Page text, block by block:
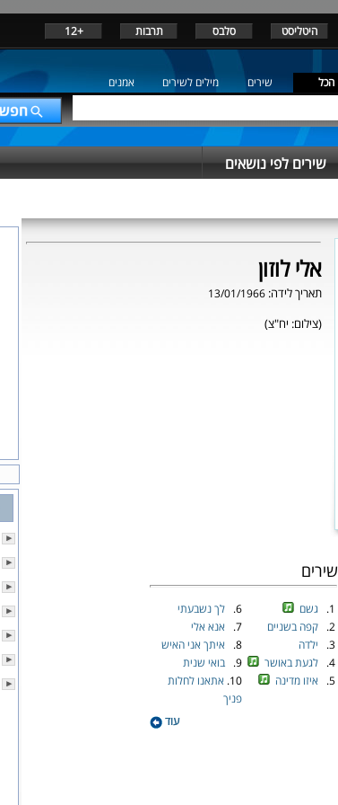
היטליסט סלבס תרבות +12
הכל שירים מילים לשירים אמנים
שירים לפי נושאים
אלי לוזון
תאריך לידה:13/01/1966
(צילום: יח"צ)
שירים
1.
גשם
2.
קפה בשניים
3.
ילדה
4.
לגעת באושר
5.
איזו מדינה
6.
לך נשבעתי
7.
אנא אלי
8.
איתך אני האיש
9.
בואי שנית
10. אתאנו לחלות
פניך
עוד